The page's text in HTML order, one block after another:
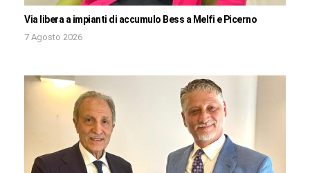
Via libera a impianti di accumulo Bess a Melfi e Picerno
7 Agosto 2026